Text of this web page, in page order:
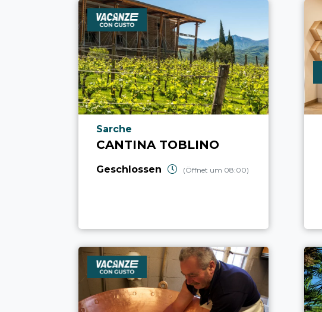
aria.poi_location_prefix
Sarche
CANTINA TOBLINO
Geschlossen (Öffnet um 08:00)